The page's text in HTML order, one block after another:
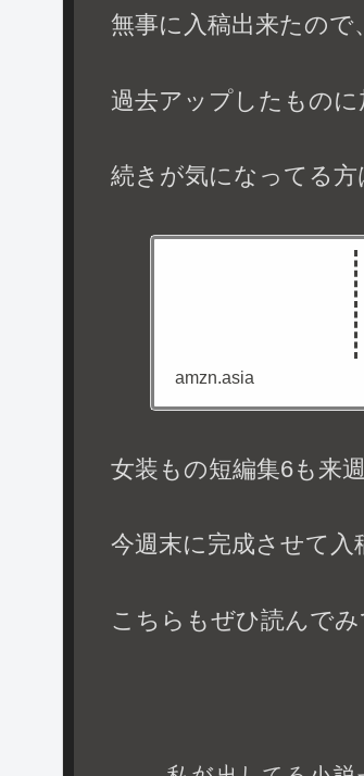
無事に入稿出来たので
過去アップしたものに
続きが気になってる方
amzn.asia
女装もの短編集6も来
今週末に完成させて入
こちらもぜひ読んでみ